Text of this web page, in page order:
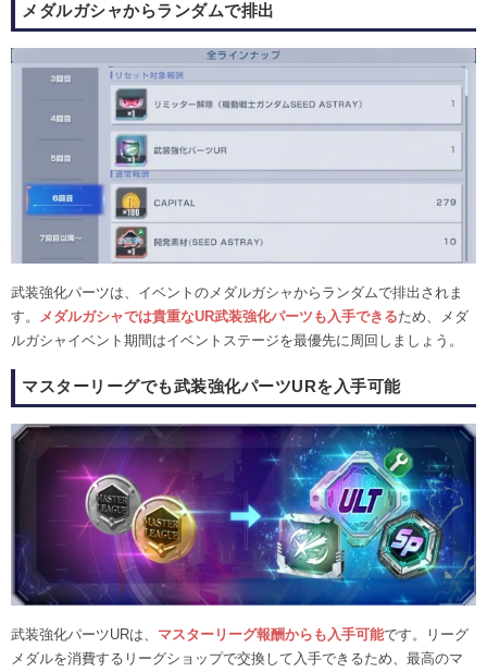
メダルガシャからランダムで排出
武装強化パーツは、イベントのメダルガシャからランダムで排出されま
す。
メダルガシャでは貴重なUR武装強化パーツも入手できるため、メダ
ルガシャイベント期間はイベントステージを最優先に周回しましょう。
マスターリーグでも武装強化パーツURを入手可能
武装強化パーツURは、 マスターリーグ報酬からも入手可能です。リーグ
メダルを消費するリーグショップで交換して入手できるため、最高のマ